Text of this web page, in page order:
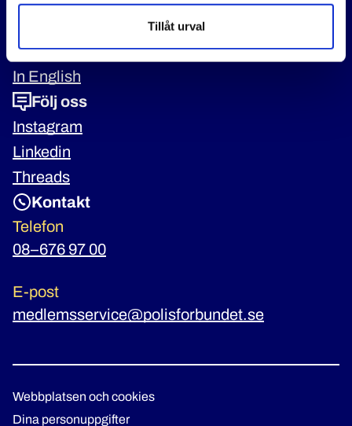
Tillåt urval
Om oss
In English
Följ oss
Instagram
Linkedin
Threads
Kontakt
Telefon
08–676 97 00
E-post
medlemsservice@polisforbundet.se
Webbplatsen och cookies
Dina personuppgifter